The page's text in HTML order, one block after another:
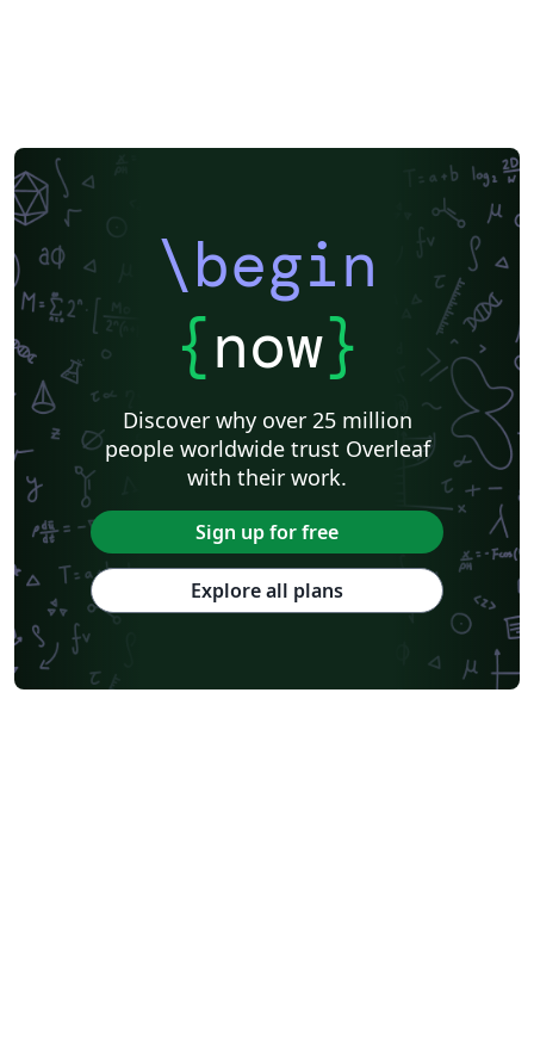
\begin
{now}
Discover why over 25 million
people worldwide trust Overleaf
with their work.
Sign up for free
Explore all plans